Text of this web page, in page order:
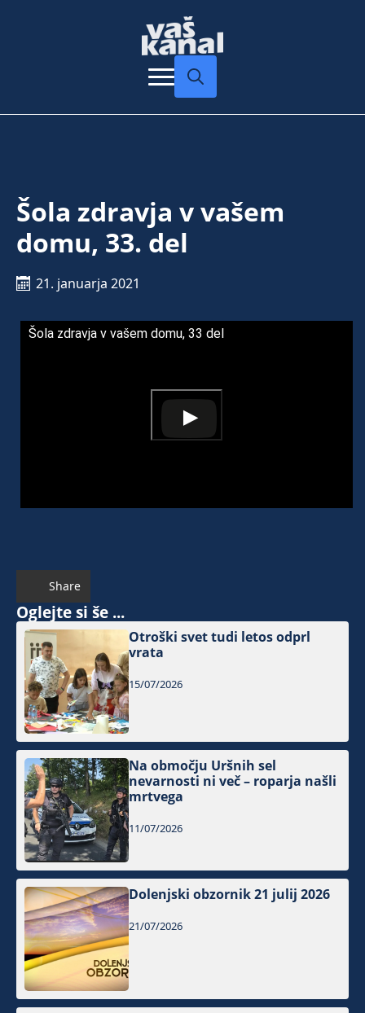
Šola zdravja v vašem
domu, 33. del
21. januarja 2021
Šola zdravja v vašem domu, 33 del
Share
Oglejte si še ...
Otroški svet tudi letos odprl
vrata
15/07/2026
Na območju Uršnih sel
nevarnosti ni več – roparja našli
mrtvega
11/07/2026
Dolenjski obzornik 21 julij 2026
21/07/2026